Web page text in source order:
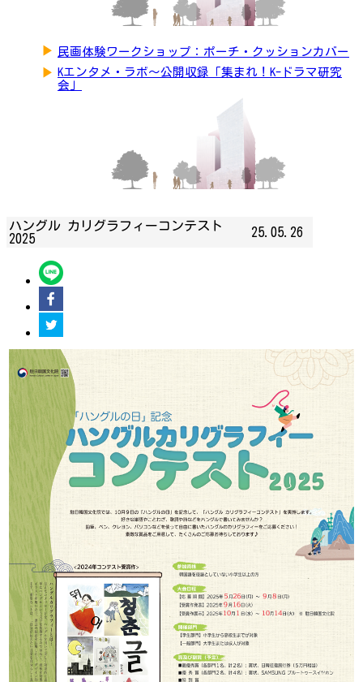
▶ 民画体験ワークショップ：ポーチ・クッションカバー
▶ Kエンタメ・ラボ～公開収録「集まれ！K-ドラマ研究
会」
ハングル カリグラフィーコンテスト
2025
25.05.26